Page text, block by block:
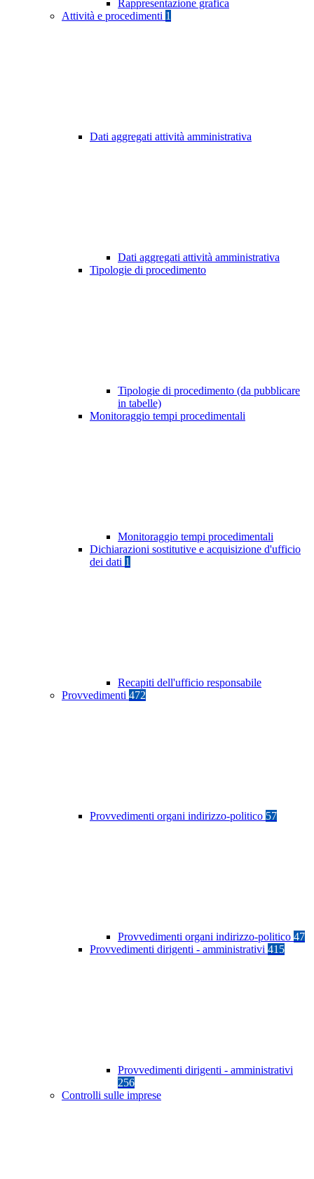
Rappresentazione grafica
Attività e procedimenti 1
Dati aggregati attività amministrativa
Dati aggregati attività amministrativa
Tipologie di procedimento
Tipologie di procedimento (da pubblicare
in tabelle)
Monitoraggio tempi procedimentali
Monitoraggio tempi procedimentali
Dichiarazioni sostitutive e acquisizione d'ufficio
dei dati 1
Recapiti dell'ufficio responsabile
Provvedimenti 472
Provvedimenti organi indirizzo-politico 57
Provvedimenti organi indirizzo-politico 47
Provvedimenti dirigenti - amministrativi 415
Provvedimenti dirigenti - amministrativi
256
Controlli sulle imprese